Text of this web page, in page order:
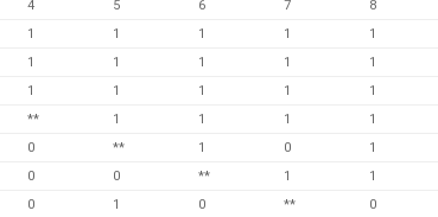
4 5 6 7 8
1 1 1 1 1
1 1 1 1 1
1 1 1 1 1
** 1 1 1 1
0 ** 1 0 1
0 0 ** 1 1
0 1 0 ** 0